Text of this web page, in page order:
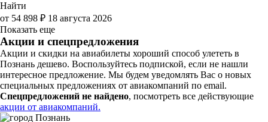
Найти
от 54 898 ₽ 18 августа 2026
Показать еще
Акции и спецпредложения
Акции и скидки на авиабилеты хороший способ улететь в
Познань дешево. Воспользуйтесь подпиской, если не нашли
интересное предложение. Мы будем уведомлять Вас о новых
специальных предложениях от авиакомпаний по email.
Спецпредложений не найдено, посмотреть все действующие
акции от авиакомпаний.